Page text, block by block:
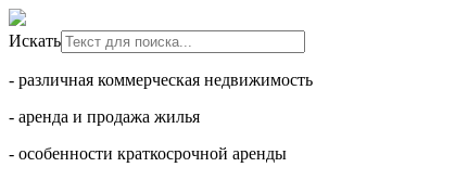
Искать
- различная коммерческая недвижимость
- аренда и продажа жилья
- особенности краткосрочной аренды